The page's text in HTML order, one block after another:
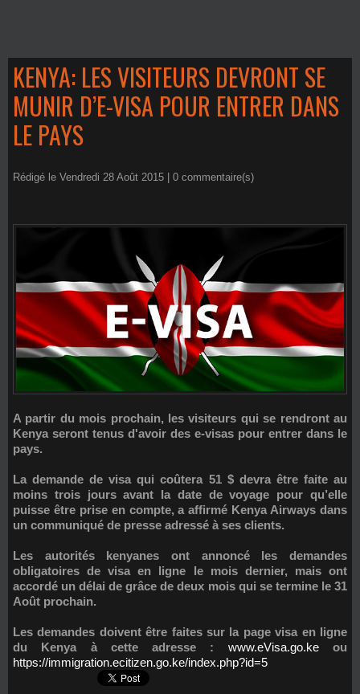
KENYA: LES VISITEURS DEVRONT SE
MUNIR D’E-VISA POUR ENTRER DANS
LE PAYS
Rédigé le Vendredi 28 Août 2015 | 0 commentaire(s)
A partir du mois prochain, les visiteurs qui se rendront au
Kenya seront tenus d'avoir des e-visas pour entrer dans le
pays.
La demande de visa qui coûtera 51 $ devra être faite au
moins trois jours avant la date de voyage pour qu’elle
puisse être prise en compte, a affirmé Kenya Airways dans
un communiqué de presse adressé à ses clients.
Les autorités kenyanes ont annoncé les demandes
obligatoires de visa en ligne le mois dernier, mais ont
accordé un délai de grâce de deux mois qui se termine le 31
Août prochain.
Les demandes doivent être faites sur la page visa en ligne
du Kenya à cette adresse : www.eVisa.go.keou
https://immigration.ecitizen.go.ke/index.php?id=5